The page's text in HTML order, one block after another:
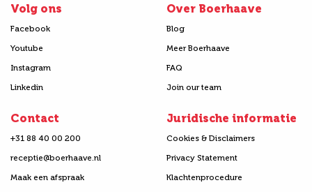
Volg ons
Facebook
Youtube
Instagram
Linkedin
Over Boerhaave
Blog
Meer Boerhaave
FAQ
Join our team
Contact
+31 88 40 00 200
receptie@boerhaave.nl
Maak een afspraak
Juridische informatie
Cookies & Disclaimers
Privacy Statement
Klachtenprocedure